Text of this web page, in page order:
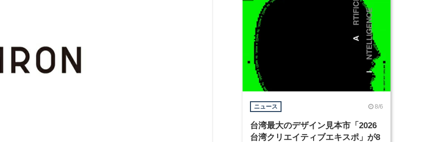
ニュース 8/6
台湾最大のデザイン見本市「2026
台湾クリエイティブエキスポ」が8